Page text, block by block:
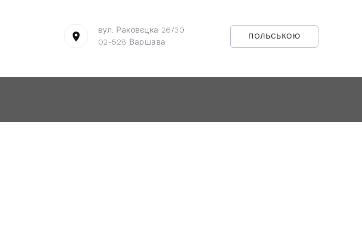
вул. Раковєцка 26/30
02-528 Варшава
ПОЛЬСЬКОЮ